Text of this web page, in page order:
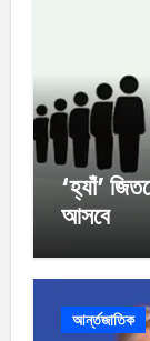
‘হ্যাঁ’
আসবে
আর্ন্তজাতিক